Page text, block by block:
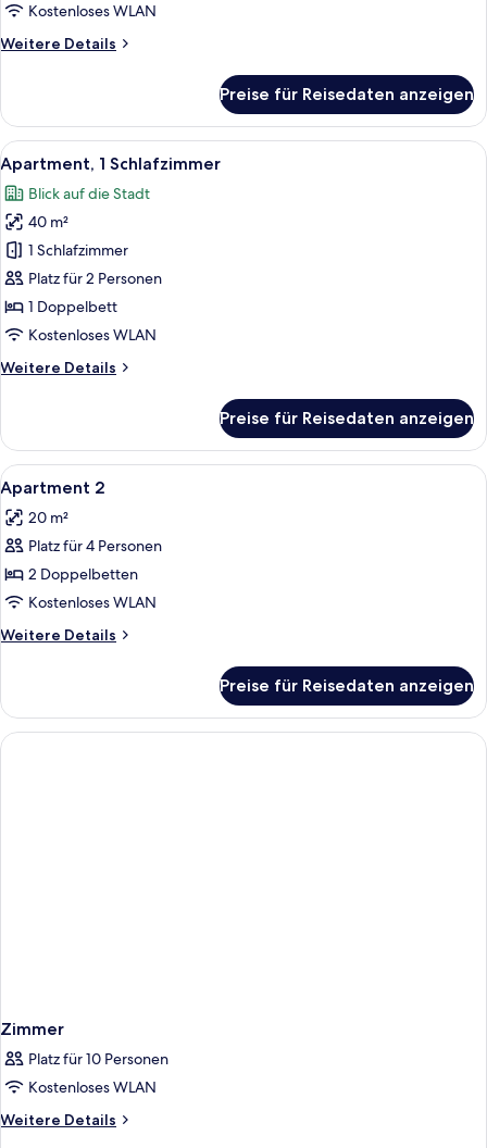
Kostenloses WLAN
Weitere Details
Weitere
Doppelzimmer
Preise für Reisedaten anzeigen
Alle
Fotos
für
Apartment,
Schlafzimmer
anzeigen
Ein Hotelzimmer mit einem großen
8
Apartment, 1 Schlafzimmer
Blick auf die Stadt
40 m²
1 Schlafzimmer
Platz für 2 Personen
1 Doppelbett
Kostenloses WLAN
Weitere Details
Weitere
1
Schlafzimmer
Preise für Reisedaten anzeigen
Alle
Fotos
für
Apartment
2
anzeigen
Zimmersafe, Schreibtisch,
1
Apartment 2
20 m²
Platz für 4 Personen
2 Doppelbetten
Kostenloses WLAN
Weitere Details
Weitere
2
Preise für Reisedaten anzeigen
Zimmer
Platz für 10 Personen
Kostenloses WLAN
Weitere Details
Weitere